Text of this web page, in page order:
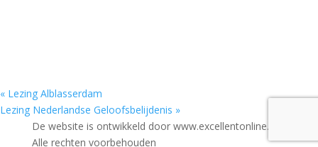
« Lezing Alblasserdam
Lezing Nederlandse Geloofsbelijdenis »
De website is ontwikkeld door www.excellentonline.nl -
Alle rechten voorbehouden